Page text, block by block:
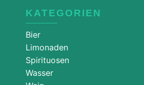
KATEGORIEN
Bier
Limonaden
Spirituosen
Wasser